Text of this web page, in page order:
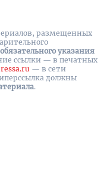
размещенных
обязательного указания
ссылки — в печатных
— в сети
должны
.